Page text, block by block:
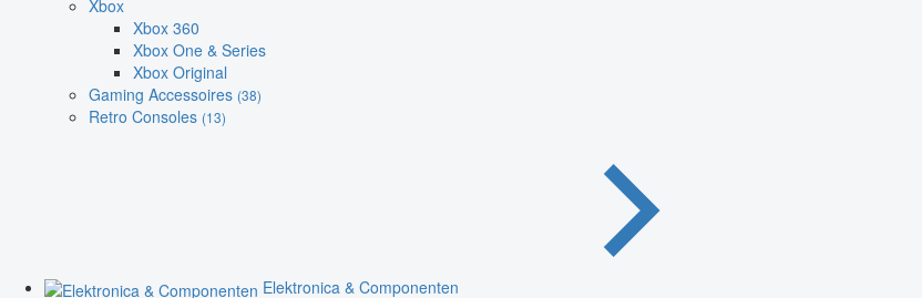
Xbox
Xbox 360
Xbox One & Series
Xbox Original
Gaming Accessoires (38)
Retro Consoles (13)
Elektronica & Componenten